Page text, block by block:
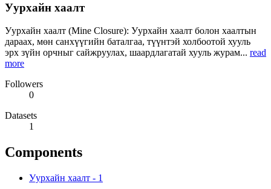
Уурхайн хаалт
Уурхайн хаалт (Mine Closure): Уурхайн хаалт болон хаалтын
дараах, мөн санхүүгийн баталгаа, түүнтэй холбоотой хууль
эрх зүйн орчныг сайжруулах, шаардлагатай хууль журам... read
more
Followers
0
Datasets
1
Components
Уурхайн хаалт - 1